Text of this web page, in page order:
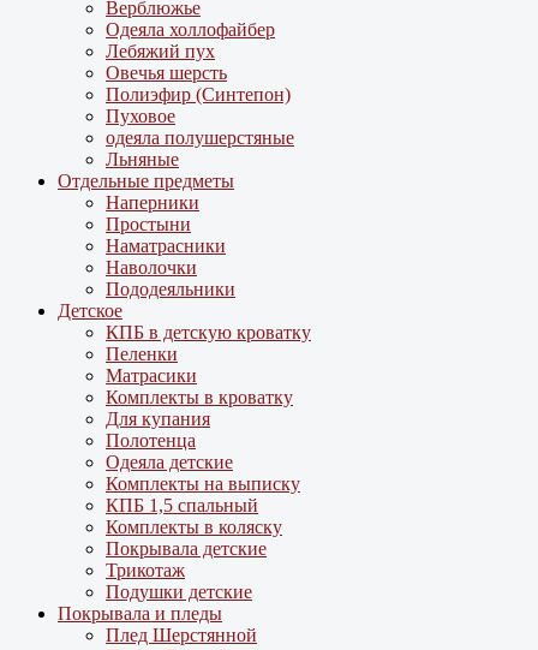
Верблюжье
Одеяла холлофайбер
Лебяжий пух
Овечья шерсть
Полиэфир (Синтепон)
Пуховое
одеяла полушерстяные
Льняные
Отдельные предметы
Наперники
Простыни
Наматрасники
Наволочки
Пододеяльники
Детское
КПБ в детскую кроватку
Пеленки
Матрасики
Комплекты в кроватку
Для купания
Полотенца
Одеяла детские
Комплекты на выписку
КПБ 1,5 спальный
Комплекты в коляску
Покрывала детские
Трикотаж
Подушки детские
Покрывала и пледы
Плед Шерстянной